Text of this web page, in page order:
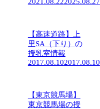
【高速道路】上
里SA（下り）の
授乳室情報
2017.08.102017.08.10
【東京競馬場】
東京競馬場の授